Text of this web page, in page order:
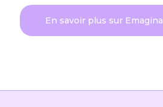
En savoir plus sur Emagina
Avis